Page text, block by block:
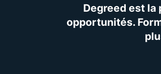
Degreed est
opportunités.